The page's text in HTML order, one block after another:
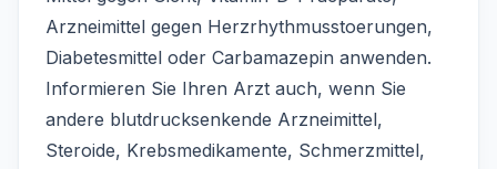
Arzneimittel gegen Herzrhythmusstoerungen,
Diabetesmittel oder Carbamazepin anwenden.
Informieren Sie Ihren Arzt auch, wenn Sie
andere blutdrucksenkende Arzneimittel,
Steroide, Krebsmedikamente, Schmerzmittel,